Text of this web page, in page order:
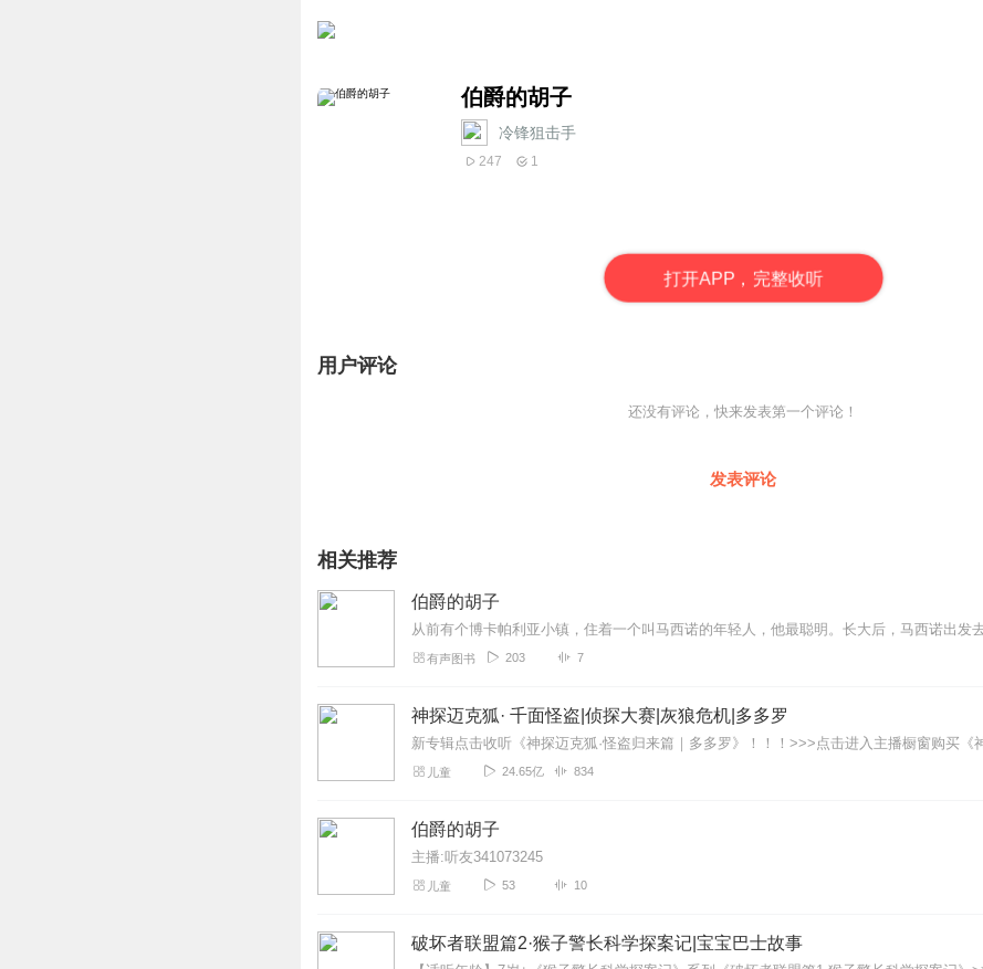
伯爵的胡子
冷锋狙击手
247 1
打开APP，完整收听
用户评论
还没有评论，快来发表第一个评论！
发表评论
相关推荐
伯爵的胡子
有声图书 203 7
神探迈克狐· 千面怪盗|侦探大赛|灰狼危机|多多罗
儿童 24.65亿 834
伯爵的胡子
主播:听友341073245
儿童 53 10
破坏者联盟篇2·猴子警长科学探案记|宝宝巴士故事